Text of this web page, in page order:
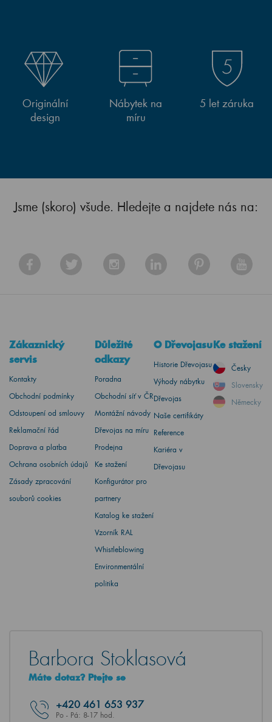
Originální
design
Nábytek na
míru
5 let záruka
Jsme (skoro) všude. Hledejte a najdete nás na:
Zákaznický
servis
Kontakty
Obchodní podmínky
Odstoupení od smlouvy
Reklamační řád
Doprava a platba
Ochrana osobních údajů
Zásady zpracování
souborů cookies
Důležité
odkazy
Poradna
Obchodní síť v ČR
Montážní návody
Dřevojas na míru
Prodejna
Ke stažení
Konfigurátor pro
partnery
Katalog ke stažení
Vzorník RAL
Whistleblowing
Environmentální
politika
O Dřevojasu
Historie Dřevojasu
Výhody nábytku
Dřevojas
Naše certifikáty
Reference
Kariéra v
Dřevojasu
Ke stažení
Česky
Slovensky
Německy
Barbora Stoklasová
Máte dotaz? Ptejte se
+420 461 653 937
Po - Pá: 8-17 hod.